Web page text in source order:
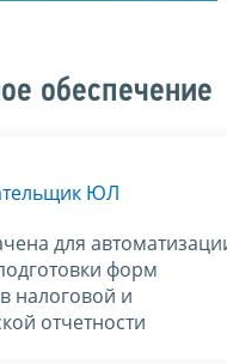
обеспечение
ЮЛ
для
форм
налоговой и
отчетности